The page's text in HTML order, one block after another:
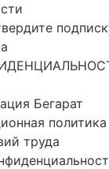
Бегарат
политика
труда